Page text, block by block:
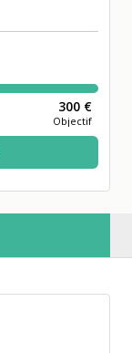
300 €
Objectif